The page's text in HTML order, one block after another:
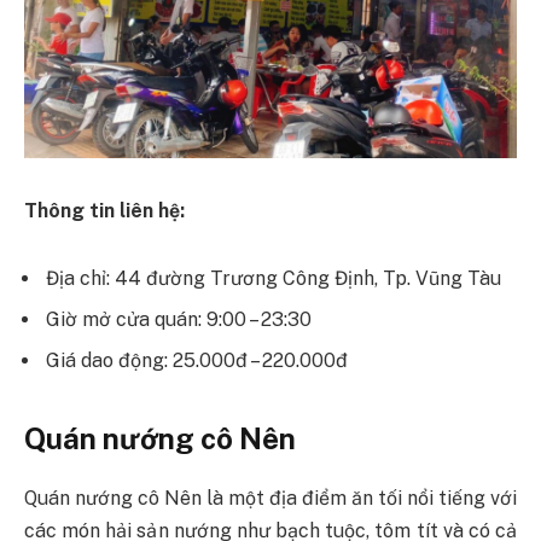
Thông tin liên hệ:
Địa chỉ: 44 đường Trương Công Định, Tp. Vũng Tàu
Giờ mở cửa quán: 9:00 – 23:30
Giá dao động: 25.000đ – 220.000đ
Quán nướng cô Nên
Quán nướng cô Nên là một địa điểm ăn tối nổi tiếng với
các món hải sản nướng như bạch tuộc, tôm tít và có cả